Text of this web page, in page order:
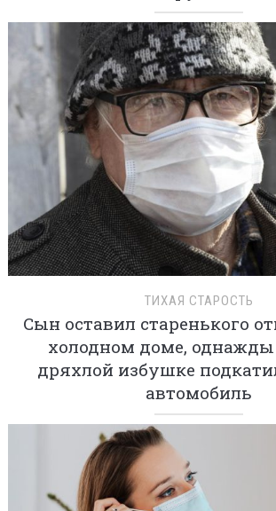
ТИХАЯ СТАРОСТЬ
Сын оставил старенького
холодном доме,
дряхлой избушке
автомобиль